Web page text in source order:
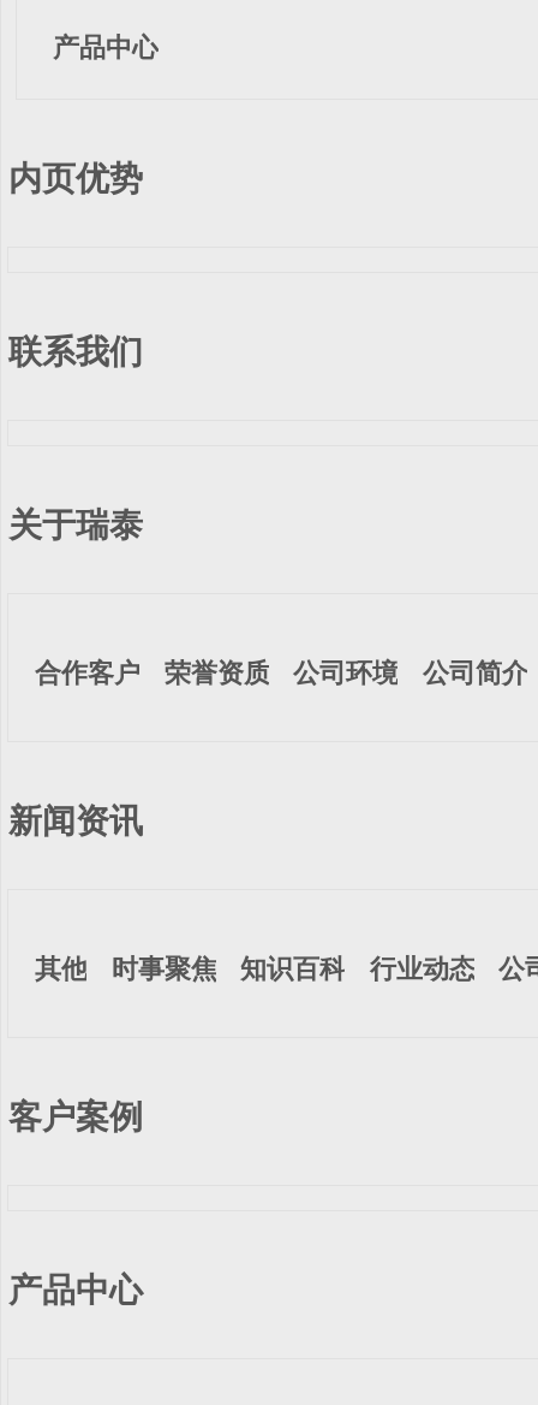
产品中心
内页优势
联系我们
关于瑞泰
合作客户 荣誉资质 公司环境 公司简介
新闻资讯
其他 时事聚焦 知识百科 行业动态 公
客户案例
产品中心